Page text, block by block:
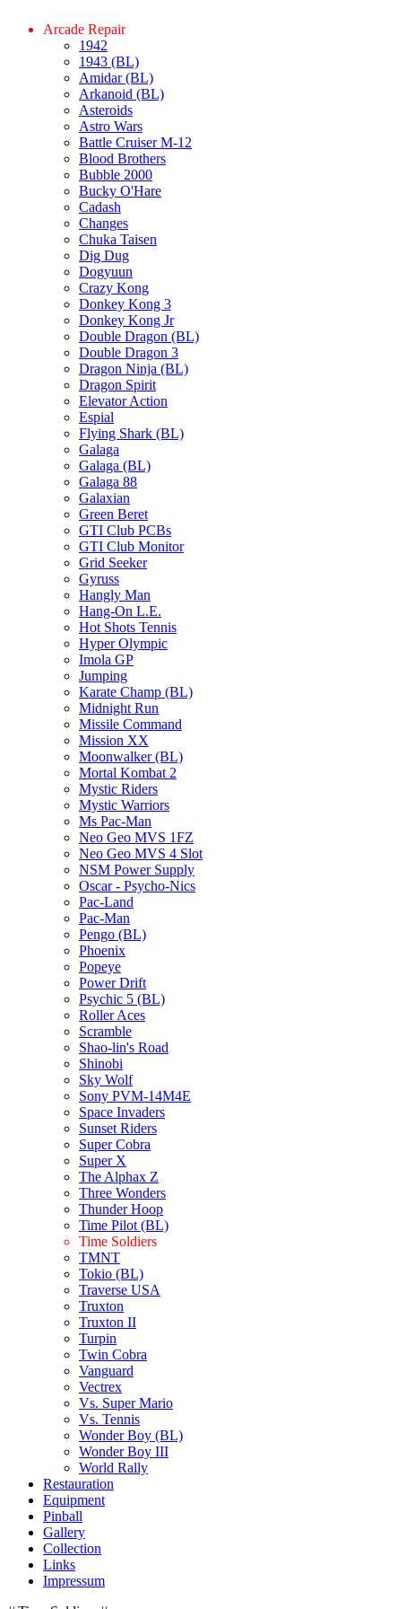
Arcade Repair
1942
1943 (BL)
Amidar (BL)
Arkanoid (BL)
Asteroids
Astro Wars
Battle Cruiser M-12
Blood Brothers
Bubble 2000
Bucky O'Hare
Cadash
Changes
Chuka Taisen
Dig Dug
Dogyuun
Crazy Kong
Donkey Kong 3
Donkey Kong Jr
Double Dragon (BL)
Double Dragon 3
Dragon Ninja (BL)
Dragon Spirit
Elevator Action
Espial
Flying Shark (BL)
Galaga
Galaga (BL)
Galaga 88
Galaxian
Green Beret
GTI Club PCBs
GTI Club Monitor
Grid Seeker
Gyruss
Hangly Man
Hang-On L.E.
Hot Shots Tennis
Hyper Olympic
Imola GP
Jumping
Karate Champ (BL)
Midnight Run
Missile Command
Mission XX
Moonwalker (BL)
Mortal Kombat 2
Mystic Riders
Mystic Warriors
Ms Pac-Man
Neo Geo MVS 1FZ
Neo Geo MVS 4 Slot
NSM Power Supply
Oscar - Psycho-Nics
Pac-Land
Pac-Man
Pengo (BL)
Phoenix
Popeye
Power Drift
Psychic 5 (BL)
Roller Aces
Scramble
Shao-lin's Road
Shinobi
Sky Wolf
Sony PVM-14M4E
Space Invaders
Sunset Riders
Super Cobra
Super X
The Alphax Z
Three Wonders
Thunder Hoop
Time Pilot (BL)
Time Soldiers
TMNT
Tokio (BL)
Traverse USA
Truxton
Truxton II
Turpin
Twin Cobra
Vanguard
Vectrex
Vs. Super Mario
Vs. Tennis
Wonder Boy (BL)
Wonder Boy III
World Rally
Restauration
Equipment
Pinball
Gallery
Collection
Links
Impressum